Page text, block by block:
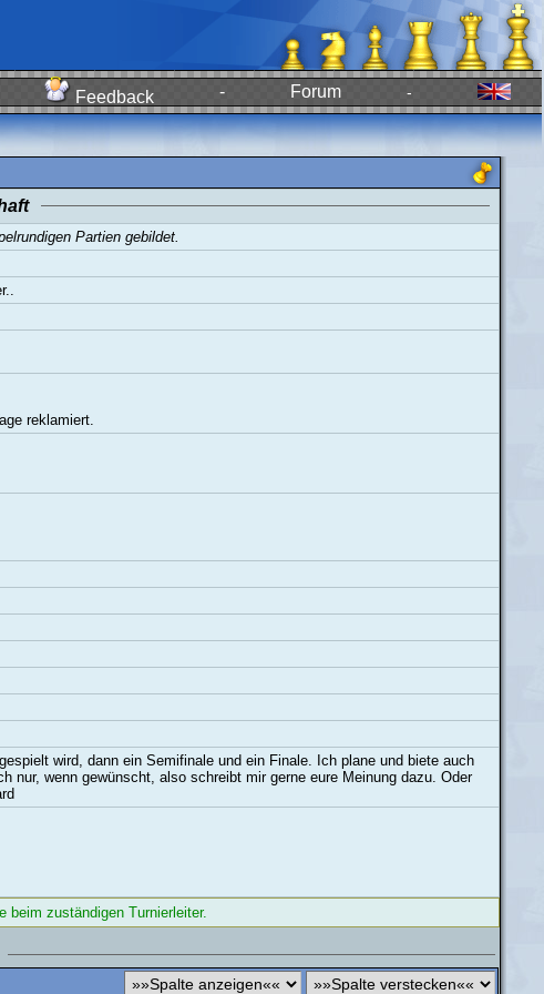
Feedback - Forum -
Partien gebildet.
reklamiert.
wird, dann ein Semifinale und ein Finale. Ich plane und biete auch
nur, wenn gewünscht, also schreibt mir gerne eure Meinung dazu. Oder
beim zuständigen Turnierleiter.